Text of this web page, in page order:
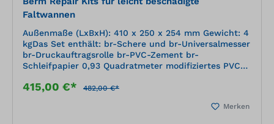
Faltwannen
Außenmaße (LxBxH): 410 x 250 x 254 mm Gewicht: 4
kgDas Set enthält: br-Schere und br-Universalmesser
br-Druckauftragsrolle br-PVC-Zement br-
Schleifpapier 0,93 Quadratmeter modifiziertes PVC-
415,00 €* 482,00 €*
Merken